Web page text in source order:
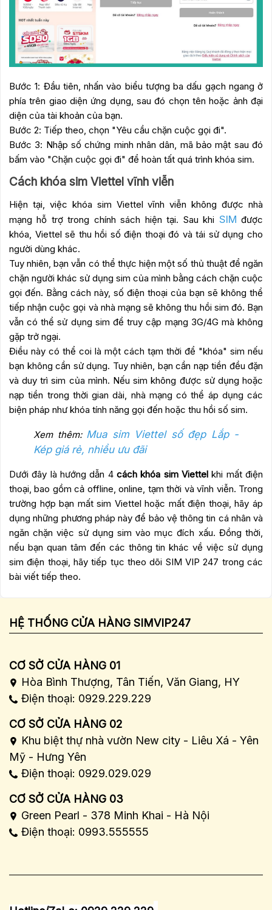
Bước 1: Đầu tiên, nhấn vào biểu tượng ba dấu gạch ngang ở
phía trên giao diện ứng dụng, sau đó chọn tên hoặc ảnh đại
diện của tài khoản của bạn.
Bước 2: Tiếp theo, chọn "Yêu cầu chặn cuộc gọi đi".
Bước 3: Nhập số chứng minh nhân dân, mã bảo mật sau đó
bấm vào "Chặn cuộc gọi đi" để hoàn tất quá trình khóa sim.
Cách khóa sim Viettel vĩnh viễn
Hiện tại, việc khóa sim Viettel vĩnh viễn không được nhà
mạng hỗ trợ trong chính sách hiện tại. Sau khi SIM được
khóa, Viettel sẽ thu hồi số điện thoại đó và tái sử dụng cho
người dùng khác.
Tuy nhiên, bạn vẫn có thể thực hiện một số thủ thuật để ngăn
chặn người khác sử dụng sim của mình bằng cách chặn cuộc
gọi đến. Bằng cách này, số điện thoại của bạn sẽ không thể
tiếp nhận cuộc gọi và nhà mạng sẽ không thu hồi sim đó. Bạn
vẫn có thể sử dụng sim để truy cập mạng 3G/4G mà không
gặp trở ngại.
Điều này có thể coi là một cách tạm thời để "khóa" sim nếu
bạn không cần sử dụng. Tuy nhiên, bạn cần nạp tiền đều đặn
và duy trì sim của mình. Nếu sim không được sử dụng hoặc
nạp tiền trong thời gian dài, nhà mạng có thể áp dụng các
biện pháp như khóa tính năng gọi đến hoặc thu hồi số sim.
Xem thêm: Mua sim Viettel số đẹp Lắp -
Kép giá rẻ, nhiều ưu đãi
Dưới đây là hướng dẫn 4 cách khóa sim Viettel khi mất điện
thoại, bao gồm cả offline, online, tạm thời và vĩnh viễn. Trong
trường hợp bạn mất sim Viettel hoặc mất điện thoại, hãy áp
dụng những phương pháp này để bảo vệ thông tin cá nhân và
ngăn chặn việc sử dụng sim vào mục đích xấu. Đồng thời,
nếu bạn quan tâm đến các thông tin khác về việc sử dụng
sim điện thoại, hãy tiếp tục theo dõi SIM VIP 247 trong các
bài viết tiếp theo.
HỆ THỐNG CỬA HÀNG SIMVIP247
CƠ SỞ CỬA HÀNG 01
Hòa Bình Thượng, Tân Tiến, Văn Giang, HY
Điện thoại: 0929.229.229
CƠ SỞ CỬA HÀNG 02
Khu biệt thự nhà vườn New city - Liêu Xá - Yên
Mỹ - Hưng Yên
Điện thoại: 0929.029.029
CƠ SỞ CỬA HÀNG 03
Green Pearl - 378 Minh Khai - Hà Nội
Điện thoại: 0993.555555